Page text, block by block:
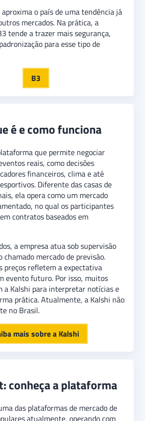
o país de uma tendência já
mercados. Na prática, a
tende a trazer mais segurança,
para esse tipo de
B3
é e como funciona
que permite negociar
reais, como decisões
financeiros, clima e até
Diferente das casas de
ela opera como um mercado
no qual os participantes
contratos baseados em
a empresa atua sob supervisão
mercado de previsão.
preços refletem a expectativa
evento futuro. Por isso, muitos
a Kalshi para interpretar notícias e
prática. Atualmente, a Kalshi não
no Brasil.
mais sobre a Kalshi
conheça a plataforma
das plataformas de mercado de
atualmente, operando com